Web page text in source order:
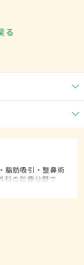
る
脂肪吸引・整鼻術
科の診療分野で